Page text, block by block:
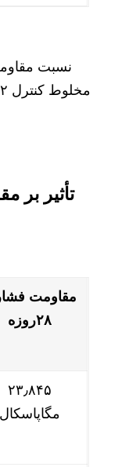
نسبت
مقاومت
۲۸روزه
۲۳٫۸۴۵
مگاپاسکال